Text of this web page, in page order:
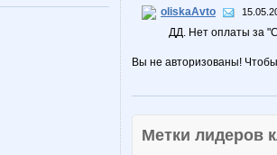
oliskaAvto
ДД. Нет оплаты за
Вы не авторизованы!
Метки лидеров